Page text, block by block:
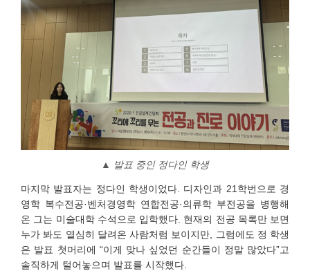
▲ 발표 중인 정다인 학생
마지막 발표자는 정다인 학생이었다. 디자인과 21학번으로 경
영학 복수전공·벤처경영학 연합전공·의류학 부전공을 병행해
온 그는 미술대학 수석으로 입학했다. 현재의 전공 목록만 보면
누가 봐도 열심히 달려온 사람처럼 보이지만, 그럼에도 정 학생
은 발표 첫머리에 “이게 맞나 싶었던 순간들이 정말 많았다”고
솔직하게 털어놓으며 발표를 시작했다.